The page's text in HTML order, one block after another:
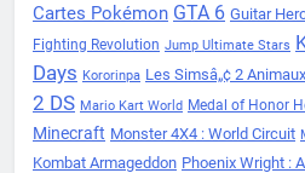
Cartes Pokémon GTA 6 Guitar
Fighting Revolution Jump Ultimate Stars
Days Kororinpa Les Simsâ„¢ 2
2 DS Mario Kart World Medal of Honor
Minecraft Monster 4X4 : World Circuit
Kombat Armageddon Phoenix Wright :